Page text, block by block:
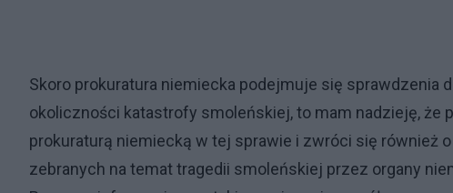
Skoro prokuratura niemiecka podejmuje się sprawdzenia
okoliczności katastrofy smoleńskiej, to mam nadzieję, że
prokuraturą niemiecką w tej sprawie i zwróci się również
zebranych na temat tragedii smoleńskiej przez organy